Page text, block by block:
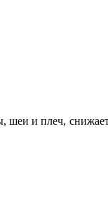
шеи и плеч,